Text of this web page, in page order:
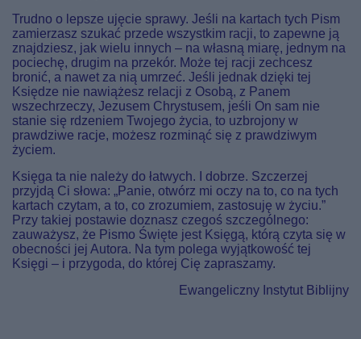
Trudno o lepsze ujęcie sprawy. Jeśli na kartach tych Pism
zamierzasz szukać przede wszystkim racji, to zapewne ją
znajdziesz, jak wielu innych – na własną miarę, jednym na
pociechę, drugim na przekór. Może tej racji zechcesz
bronić, a nawet za nią umrzeć. Jeśli jednak dzięki tej
Księdze nie nawiążesz relacji z Osobą, z Panem
wszechrzeczy, Jezusem Chrystusem, jeśli On sam nie
stanie się rdzeniem Twojego życia, to uzbrojony w
prawdziwe racje, możesz rozminąć się z prawdziwym
życiem.
Księga ta nie należy do łatwych. I dobrze. Szczerzej
przyjdą Ci słowa: „Panie, otwórz mi oczy na to, co na tych
kartach czytam, a to, co zrozumiem, zastosuję w życiu.”
Przy takiej postawie doznasz czegoś szczególnego:
zauważysz, że Pismo Święte jest Księgą, którą czyta się w
obecności jej Autora. Na tym polega wyjątkowość tej
Księgi – i przygoda, do której Cię zapraszamy.
Ewangeliczny Instytut Biblijny